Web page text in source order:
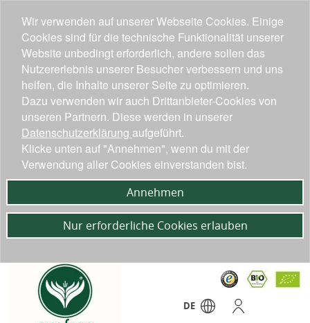
DE
Wir verwenden auf unserer Webseite Cookies. Einige
Cookies sind für die technische Funktionalität unserer
Website unbedingt erforderlich, andere sollen das
Nutzererlebnis unserer Besucher verbessern und uns
helfen, die Inhalte unserer Seite zu optimieren.
Dazu verwenden wir auch Drittanbieter-Cookies von
unseren Partnern. Diese werden in unserer
Datenschutzerklärung aufgeführt.
Klicke unten auf "Annehmen", wenn du mit der
Verwendung aller Cookies einverstanden bist.
Annehmen
Nur erforderliche Cookies erlauben